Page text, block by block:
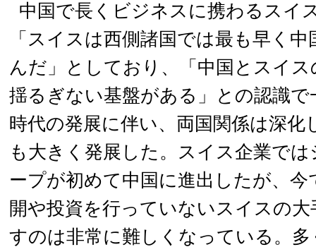
中国で長くビジネスに携わるスイ
「スイスは西側諸国では最も早く
んだ」としており、「中国とスイ
揺るぎない基盤がある」との認識で
時代の発展に伴い、両国関係は深化
も大きく発展した。スイス企業で
ープが初めて中国に進出したが、今
開や投資を行っていないスイスの大
すのは非常に難しくなっている。